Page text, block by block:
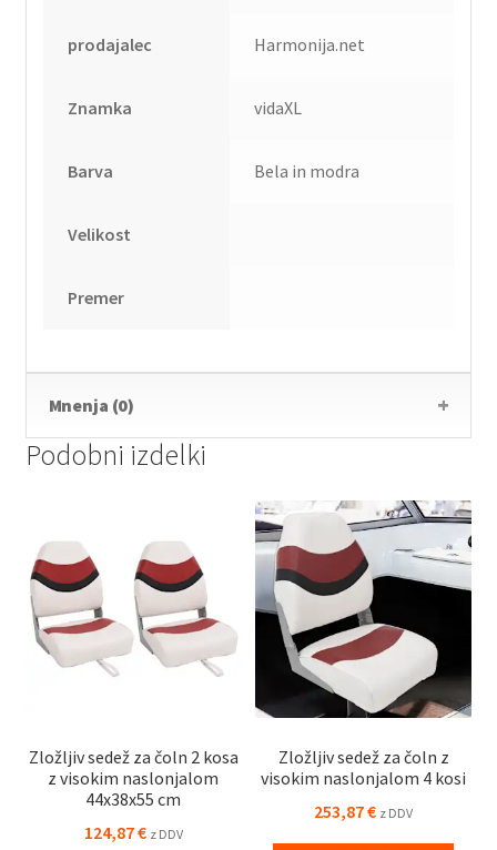
prodajalec Harmonija.net
Znamka vidaXL
Barva Bela in modra
Velikost
Premer
Mnenja (0)
Podobni izdelki
Zložljiv sedež za čoln 2 kosa
z visokim naslonjalom
44x38x55 cm
124,87€ z DDV
Zložljiv sedež za čoln z
visokim naslonjalom 4 kosi
253,87€ z DDV